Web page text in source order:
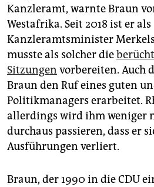
Kanzleramt, warnte Braun
Westafrika. Seit 2018 ist er als
Kanzleramtsminister
musste als solcher die
Sitzungen vorbereiten. Auch
Braun den Ruf eines guten
Politikmanagers erarbeitet.
allerdings wird ihm weniger
durchaus passieren, dass er
Ausführungen verliert.
Braun, der 1990 in die CDU